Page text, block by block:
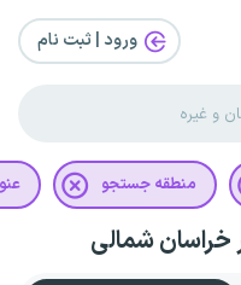
ورود | ثبت‌ نام
منطقه جستجو
خراسان شمالی